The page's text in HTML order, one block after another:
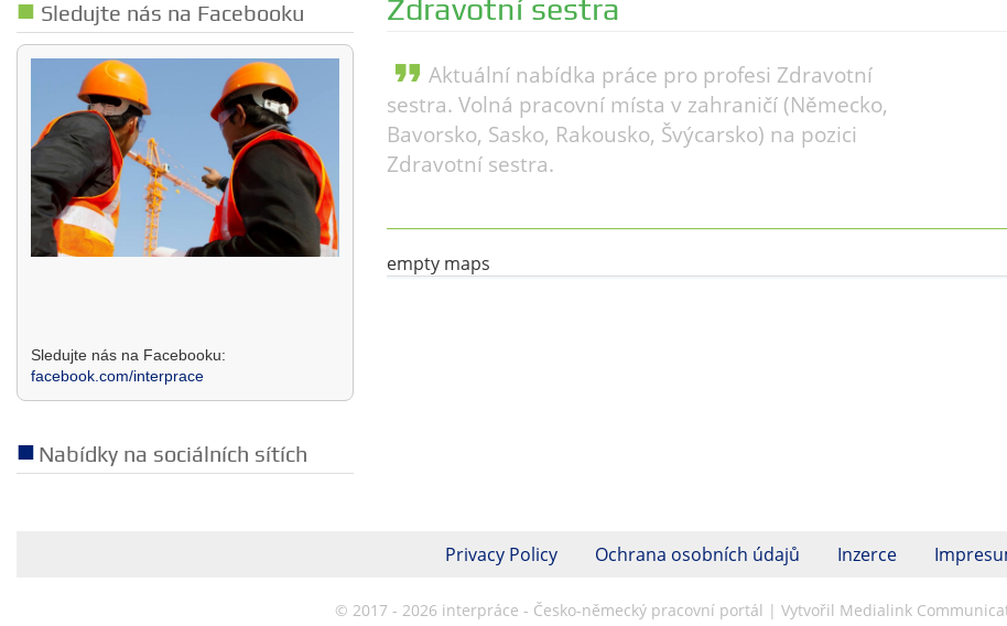
Sledujte nás na Facebooku
Sledujte nás na Facebooku:
facebook.com/interprace
Nabídky na sociálních sítích
Zdravotní sestra
format_quote Aktuální nabídka práce pro profesi Zdravotní
sestra. Volná pracovní místa v zahraničí (Německo,
Bavorsko, Sasko, Rakousko, Švýcarsko) na pozici
Zdravotní sestra.
empty maps
Privacy Policy Ochrana osobních údajů Inzerce
© 2017 - 2026 interpráce - Česko-německý pracovní portál | Vytvořil Medialink